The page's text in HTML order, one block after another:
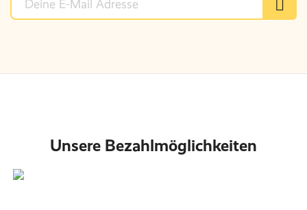
Unsere Bezahlmöglichkeiten